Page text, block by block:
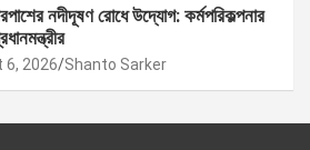
নদীদূষণ রোধে উদ্যোগ: কর্মপরিকল্পনার
6, 2026 Shanto Sarker